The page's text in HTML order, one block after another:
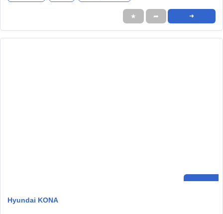
★ ➦ ➜
Hyundai KONA